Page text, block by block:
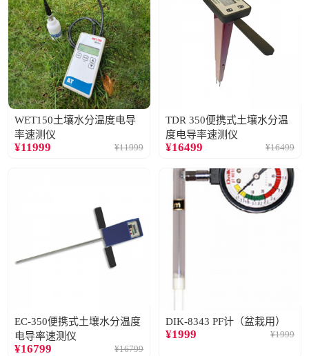
WET150土壤水分温度电导
率速测仪
¥11999 ¥11999
TDR 350便携式土壤水分温
度电导率速测仪
¥16499 ¥16499
EC-350便携式土壤水分温度
电导率速测仪
¥16799 ¥16799
DIK-8343 PF计（盆栽用）
¥1999 ¥1999